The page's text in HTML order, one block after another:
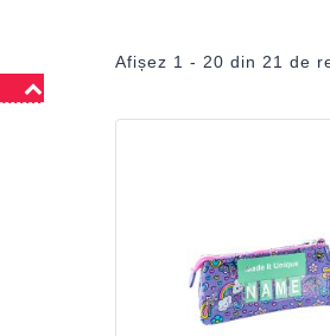
Afișez 1 - 20 din 21 de